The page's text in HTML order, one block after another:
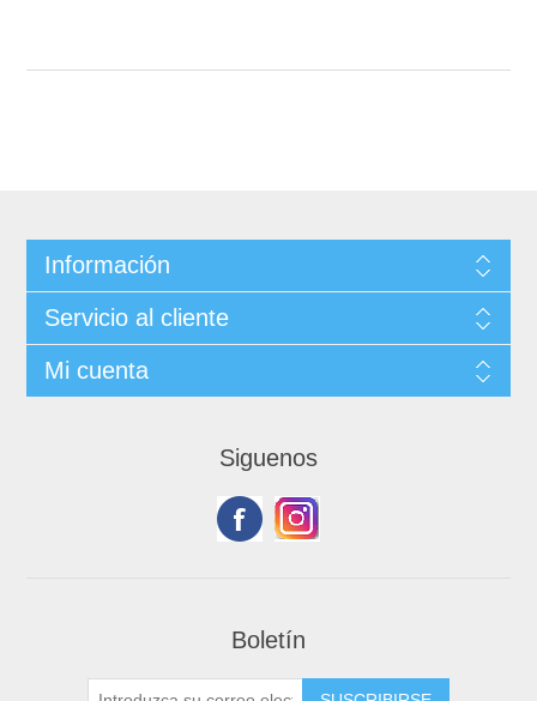
Información
Servicio al cliente
Mi cuenta
Siguenos
Boletín